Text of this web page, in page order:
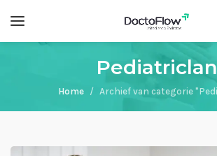
Pediatriclan
Home Archief van categorie